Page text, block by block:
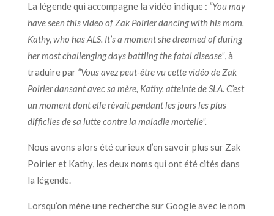
La légende qui accompagne la vidéo indique : “You may
have seen this video of Zak Poirier dancing with his mom,
Kathy, who has ALS. It’s a moment she dreamed of during
her most challenging days battling the fatal disease”, à
traduire par “Vous avez peut-être vu cette vidéo de Zak
Poirier dansant avec sa mère, Kathy, atteinte de SLA. C’est
un moment dont elle rêvait pendant les jours les plus
difficiles de sa lutte contre la maladie mortelle”.
Nous avons alors été curieux d’en savoir plus sur Zak
Poirier et Kathy, les deux noms qui ont été cités dans
la légende.
Lorsqu’on mène une recherche sur Google avec le nom